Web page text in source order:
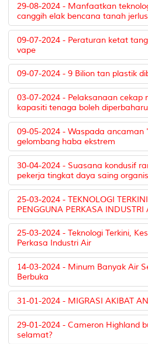
29-08-2024 - Manfaatkan
canggih elak bencana tanah jerlus
09-07-2024 - Peraturan ketat
vape
09-07-2024 - 9 Bilion tan plastik
03-07-2024 - Pelaksanaan cekap
kapasiti tenaga boleh
09-05-2024 - Waspada ancaman
gelombang haba ekstrem
30-04-2024 - Suasana kondusif
pekerja tingkat daya saing
25-03-2024 - TEKNOLOGI
PENGGUNA PERKASA INDUSTRI
25-03-2024 - Teknologi Terkini,
Perkasa Industri Air
14-03-2024 - Minum Banyak Air
Berbuka
31-01-2024 - MIGRASI AKIBAT
29-01-2024 - Cameron Highland
selamat?